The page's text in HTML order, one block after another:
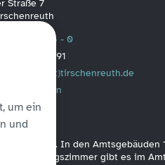
um ein
und
Straße 7
0 96 31 / 88 - 0
0 96 31 / 2391
poststelle(at)tirschenreuth.de
verbunden. In den Amtsgebäuden
gibt es im